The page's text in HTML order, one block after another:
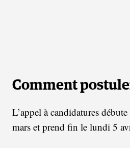
Comment
L’appel à candidatures
mars et prend fin le lundi 5